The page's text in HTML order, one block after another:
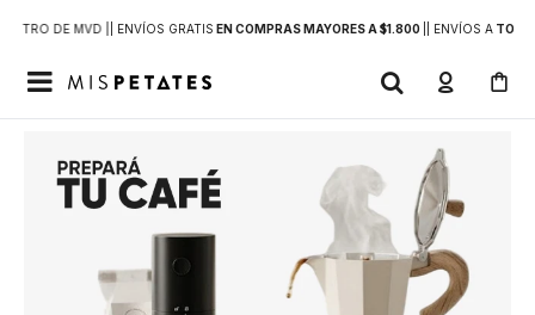
DE MVD | | ENVÍOS GRATIS EN COMPRAS MAYORES A $1.800 | ENVÍOS ATODO
